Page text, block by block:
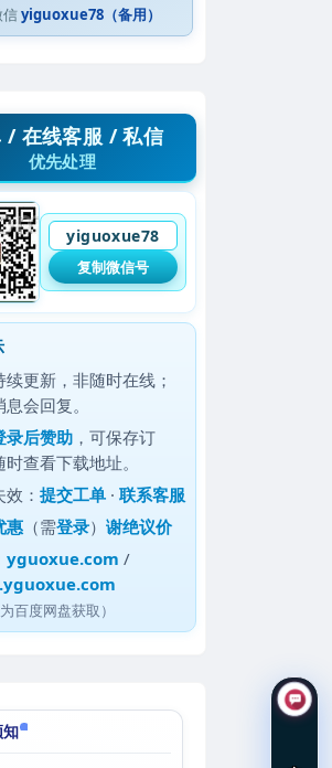
信yiguoxue78（备用）
/ 在线客服 / 私信
优先处理
yiguoxue78
复制微信号
续更新，非随时在线；
会回复。
录后赞助 ，可保存订
查看下载地址。
效：提交工单 ·联系客服
惠 （需登录）谢绝议价
yguoxue.com /
为百度网盘获取）